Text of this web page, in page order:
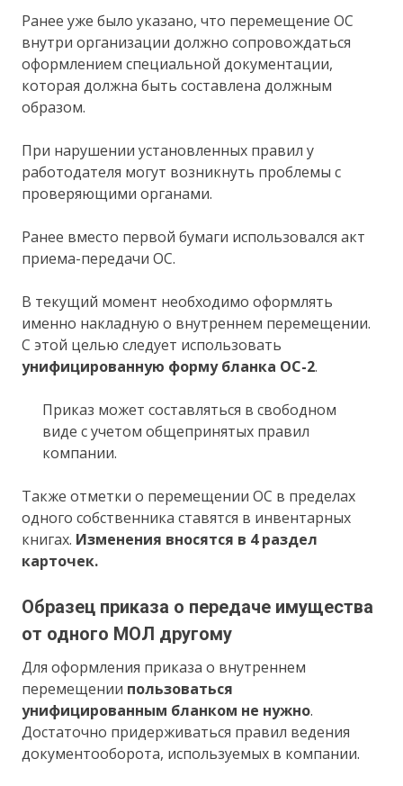
Ранее уже было указано, что перемещение ОС
внутри организации должно сопровождаться
оформлением специальной документации,
которая должна быть составлена должным
образом.
При нарушении установленных правил у
работодателя могут возникнуть проблемы с
проверяющими органами.
Ранее вместо первой бумаги использовался акт
приема-передачи ОС.
В текущий момент необходимо оформлять
именно накладную о внутреннем перемещении.
С этой целью следует использовать
унифицированную форму бланка ОС-2.
Приказ может составляться в свободном
виде с учетом общепринятых правил
компании.
Также отметки о перемещении ОС в пределах
одного собственника ставятся в инвентарных
книгах. Изменения вносятся в 4 раздел
карточек.
Образец приказа о передаче имущества
от одного МОЛ другому
Для оформления приказа о внутреннем
перемещении пользоваться
унифицированным бланком не нужно.
Достаточно придерживаться правил ведения
документооборота, используемых в компании.